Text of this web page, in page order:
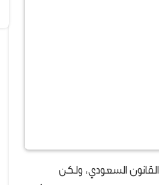
القانون السعودي، ولكن